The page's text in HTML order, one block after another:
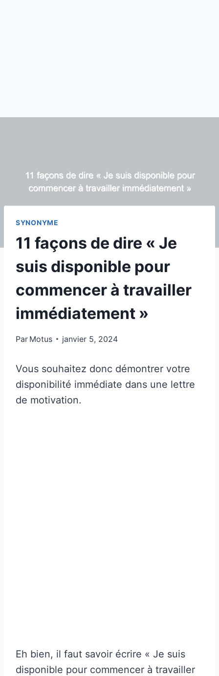
SYNONYME
11 façons de dire « Je
suis disponible pour
commencer à travailler
immédiatement »
Par Motus janvier 5, 2024
Vous souhaitez donc démontrer votre
disponibilité immédiate dans une lettre
de motivation.
Eh bien, il faut savoir écrire « Je suis
disponible pour commencer à travailler